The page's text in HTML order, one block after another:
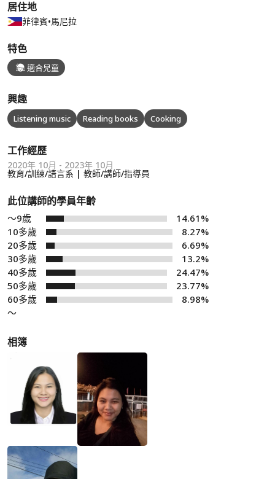
居住地
菲律賓•馬尼拉
特色
適合兒童
興趣
Listening music Reading books Cooking
工作經歷
2020年 10月 - 2023年 10月
教育/訓練/語言系 | 教師/講師/指導員
此位講師的學員年齡
～9歲
14.61%
10多歲
8.27%
20多歲
6.69%
30多歲
13.2%
40多歲
24.47%
50多歲
23.77%
60多歲
～
8.98%
相簿